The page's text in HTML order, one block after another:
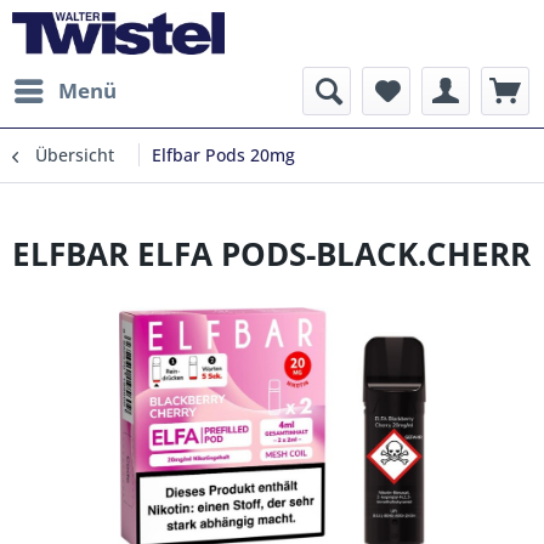
Menü
Übersicht Elfbar Pods 20mg
ELFBAR ELFA PODS-BLACK.CHERR